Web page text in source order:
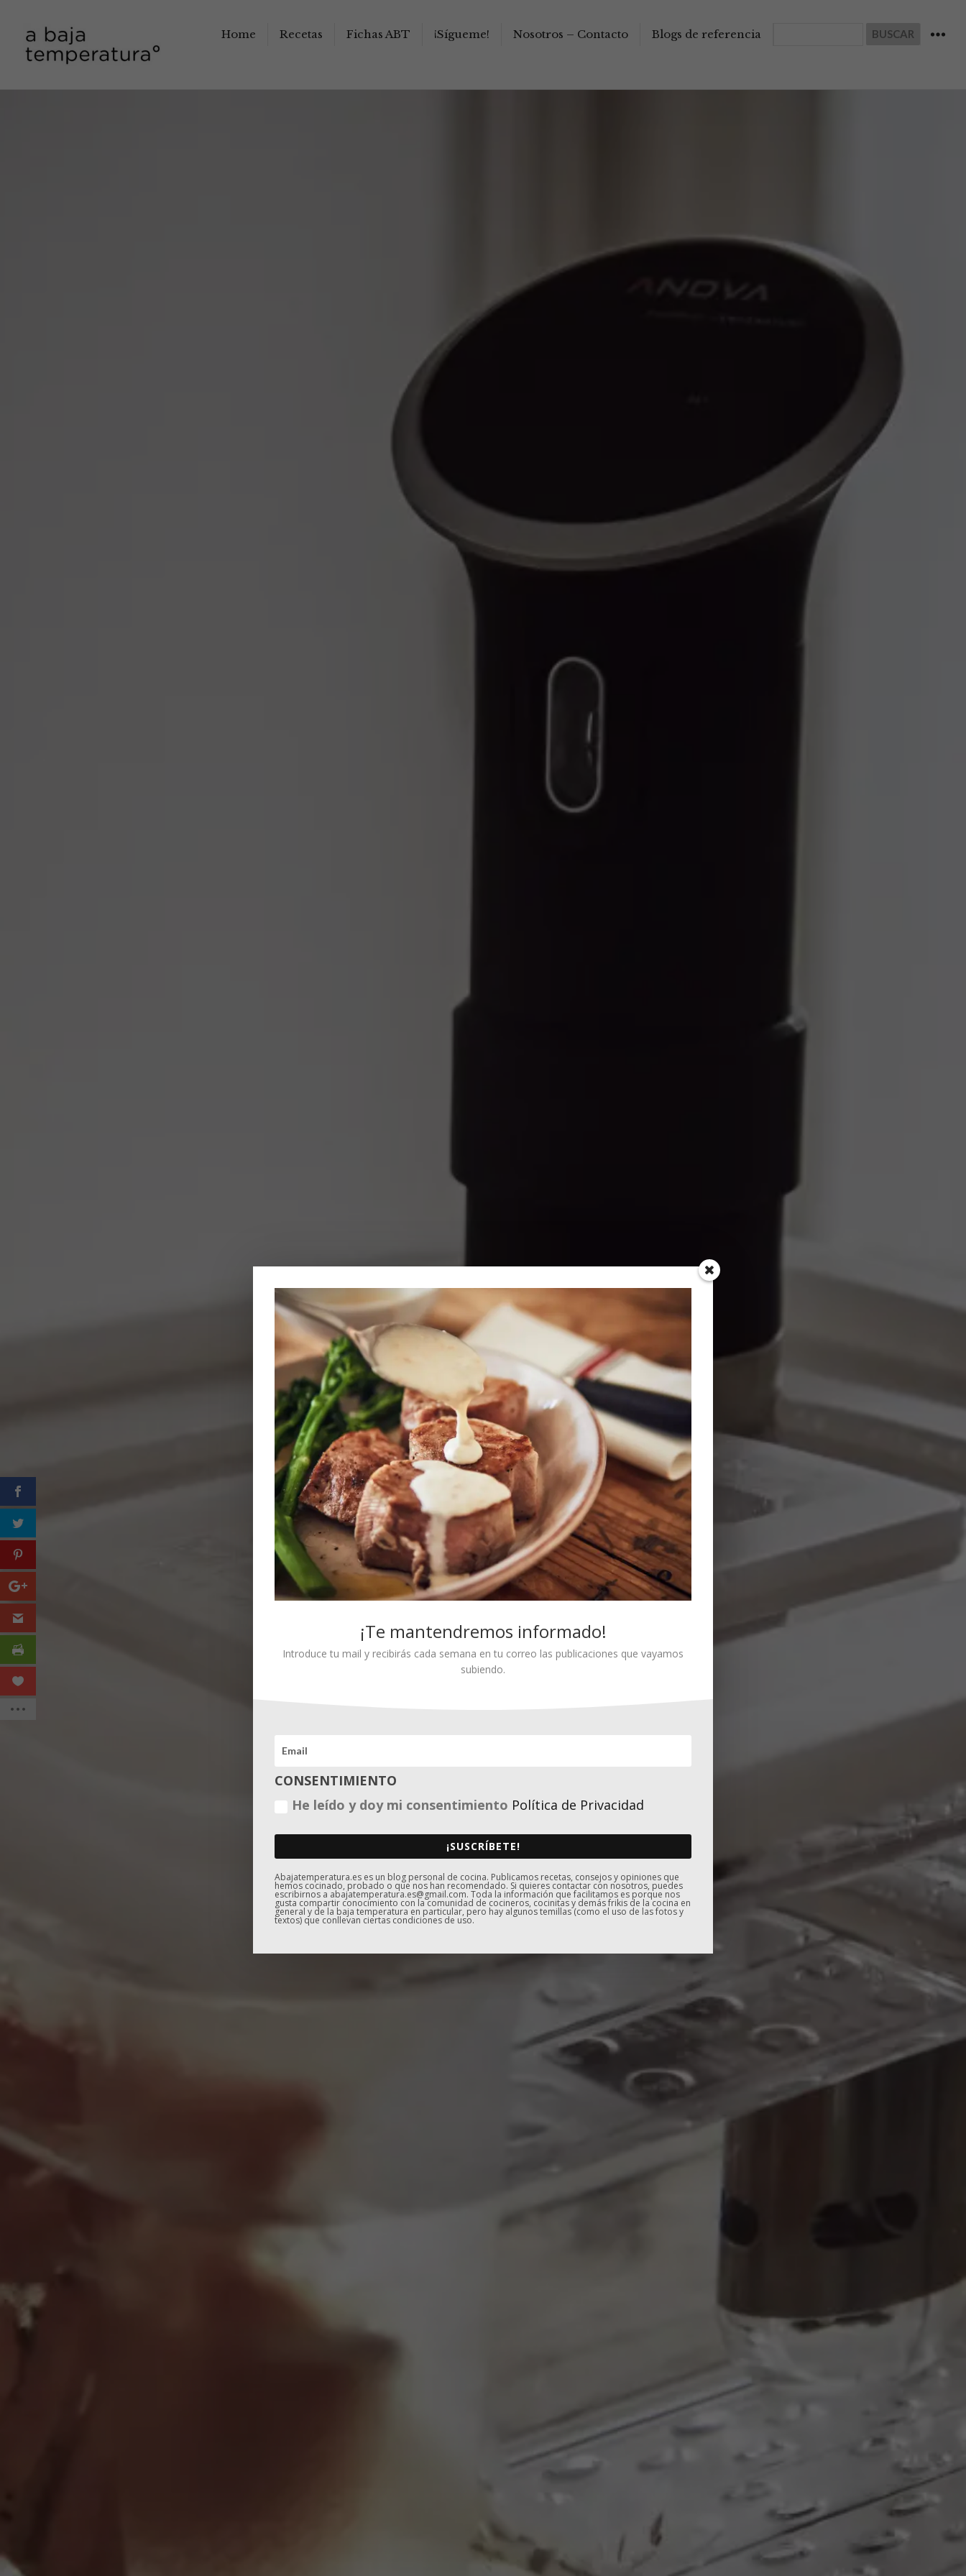
a baja temperatura
Home Recetas Fichas ABT ¡Sígueme! Nosotros – Contacto Blogs de referencia
¡Te mantendremos informado!
Introduce tu mail y recibirás cada semana en tu correo las publicaciones que vayamos
subiendo.
CONSENTIMIENTO
He leído y doy mi consentimiento Política de Privacidad
¡SUSCRÍBETE!
Abajatemperatura.es es un blog personal de cocina. Publicamos recetas, consejos y opiniones que
hemos cocinado, probado o que nos han recomendado. Si quieres contactar con nosotros, puedes
escribirnos a abajatemperatura.es@gmail.com. Toda la información que facilitamos es porque nos
gusta compartir conocimiento con la comunidad de cocineros, cocinitas y demás frikis de la cocina en
general y de la baja temperatura en particular, pero hay algunos temillas (como el uso de las fotos y
textos) que conllevan ciertas condiciones de uso.